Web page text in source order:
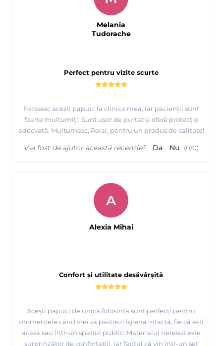
Perfect pentru vizite scurte
Folosesc acești papuci la clinica mea, iar pacienții sunt
foarte mulțumiți. Sunt ușor de purtat și oferă protecție
adecvată. Mulțumesc, Roial, pentru un produs de calitate!
Melania
Tudorache
V-a fost de ajutor această recenzie? Da Nu (0/0)
Confort și utilitate desăvârșită
Acești papuci de unică folosință sunt perfecți pentru
momentele când vrei să păstrezi igiena intactă, fie că ești
acasă sau într-un spațiul public. Materialul netesut este
surprinzător de confortabil, iar faptul că vin într-un set
A
Alexia Mihai